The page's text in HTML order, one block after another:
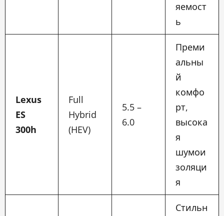
яемост
ь
Lexus
ES
300h
Full
Hybrid
(HEV)
5.5 –
6.0
Преми
альны
й
комфо
рт,
высока
я
шумои
золяци
я
Стильн